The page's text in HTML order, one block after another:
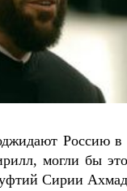
Россию в
могли бы
Сирии